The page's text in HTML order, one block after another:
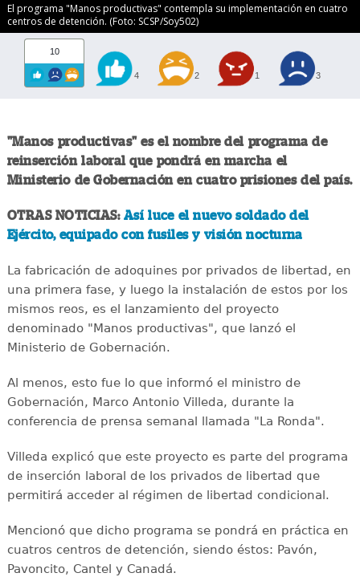
El programa "Manos productivas" contempla su implementación en cuatro
centros de detención. (Foto: SCSP/Soy502)
10
4 2 1 3
"Manos productivas" es el nombre del programa de
reinserción laboral que pondrá en marcha el
Ministerio de Gobernación en cuatro prisiones del país.
OTRAS NOTICIAS: Así luce el nuevo soldado del
Ejército, equipado con fusiles y visión nocturna
La fabricación de adoquines por privados de libertad, en
una primera fase, y luego la instalación de estos por los
mismos reos, es el lanzamiento del proyecto
denominado "Manos productivas", que lanzó el
Ministerio de Gobernación.
Al menos, esto fue lo que informó el ministro de
Gobernación, Marco Antonio Villeda, durante la
conferencia de prensa semanal llamada "La Ronda".
Villeda explicó que este proyecto es parte del programa
de inserción laboral de los privados de libertad que
permitirá acceder al régimen de libertad condicional.
Mencionó que dicho programa se pondrá en práctica en
cuatros centros de detención, siendo éstos: Pavón,
Pavoncito, Cantel y Canadá.